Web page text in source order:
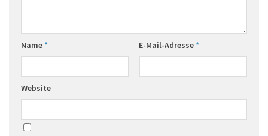
Name* E-Mail-Adresse*
Website